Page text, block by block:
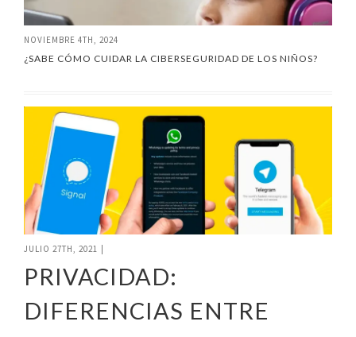
NOVIEMBRE 4TH, 2024
¿SABE CÓMO CUIDAR LA CIBERSEGURIDAD DE LOS NIÑOS?
JULIO 27TH, 2021
PRIVACIDAD:
DIFERENCIAS ENTRE